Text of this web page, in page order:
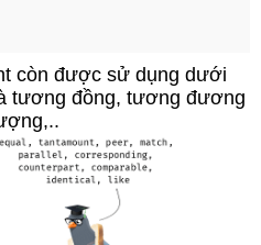
còn được sử dụng dưới
tương đồng, tương đương